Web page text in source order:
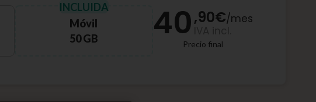
INCLUIDA
Móvil
50 GB
40,90€/mes
Precio final